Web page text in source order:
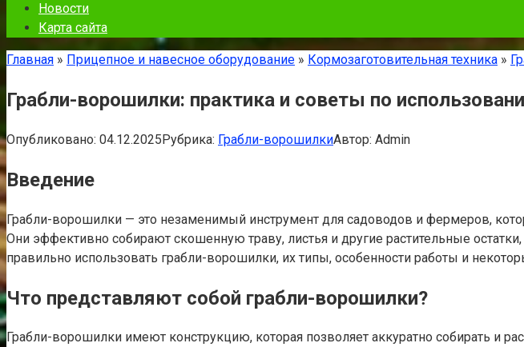
Новости
Карта сайта
Главная » Прицепное и навесное оборудование » Кормозаготовительная техника »
Грабли-ворошилки: практика и советы по
Опубликовано: 04.12.2025Рубрика: Грабли-ворошилкиАвтор: Admin
Введение
Грабли-ворошилки — это незаменимый инструмент для садоводов и фермеров,
Они эффективно собирают скошенную траву, листья и другие растительные
правильно использовать грабли-ворошилки, их типы, особенности работы и
Что представляют собой грабли-ворошилки?
Грабли-ворошилки имеют конструкцию, которая позволяет аккуратно собирать и